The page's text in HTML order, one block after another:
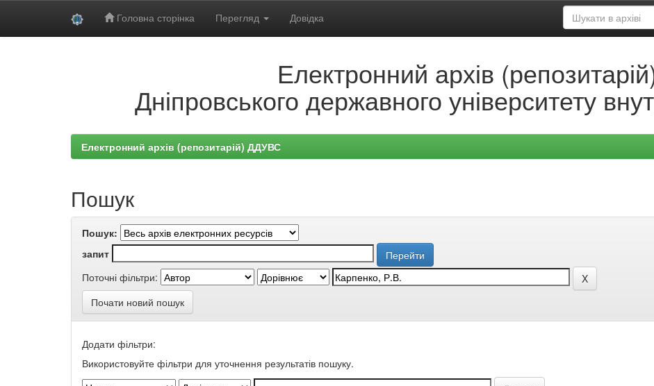
Головна сторінка Перегляд Довідка
Електронний архів
Дніпровського державного університету
Електронний архів (репозитарій) ДДУВС
Пошук
Пошук:
запит
Поточні фільтри:
Почати новий пошук
Додати фільтри:
Використовуйте фільтри для уточнення результатів пошуку.